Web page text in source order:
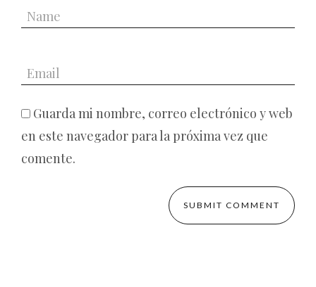
Guarda mi nombre, correo electrónico y web
en este navegador para la próxima vez que
comente.